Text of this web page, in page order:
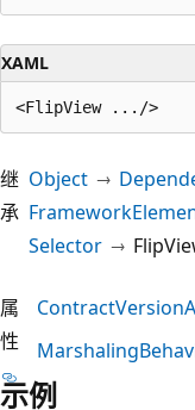
XAML
继
承
Object
Selector
属
性
示例